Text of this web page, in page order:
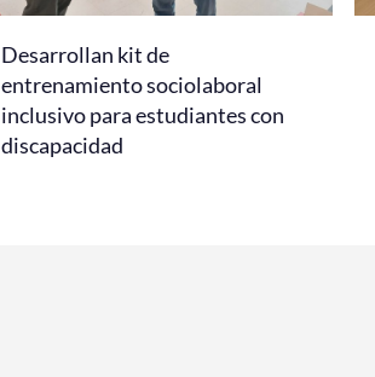
Desarrollan kit de
entrenamiento sociolaboral
inclusivo para estudiantes con
discapacidad